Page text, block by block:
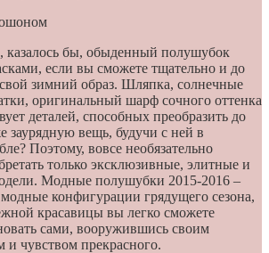
бы, обыденный полушубок
если вы сможете тщательно и до
зимний образ. Шляпка, солнечные
оригинальный шарф сочного оттенка
деталей, способных преобразить до
заурядную вещь, будучи с ней в
Поэтому, вовсе необязательно
только эксклюзивные, элитные и
Модные полушубки 2015-2016 –
конфигурации грядущего сезона,
красавицы вы легко сможете
сами, вооружившись своим
и чувством прекрасного.